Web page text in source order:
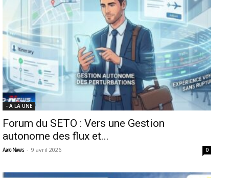
- A LA UNE
Forum du SETO : Vers une Gestion
autonome des flux et...
Aero News - 9 avril 2026 0